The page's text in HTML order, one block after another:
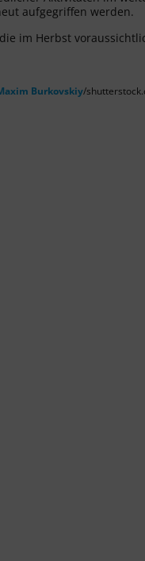
aufgegriffen werden.
im Herbst
Burkovskiy/